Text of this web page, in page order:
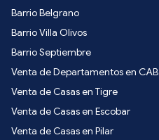
Barrio Belgrano
Barrio Villa Olivos
Barrio Septiembre
Venta de Departamentos en
Venta de Casas en Tigre
Venta de Casas en Escobar
Venta de Casas en Pilar